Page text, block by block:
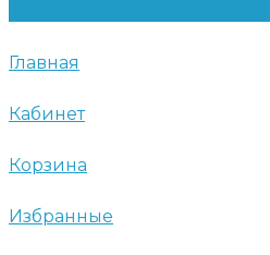
Главная
Кабинет
Корзина
Избранные